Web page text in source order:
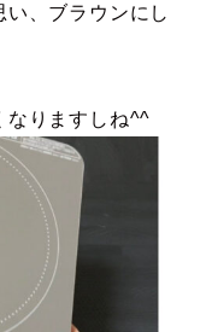
、ブラウンにし
なりますしね^^